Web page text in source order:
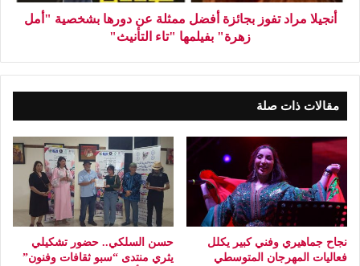
أنجيلا مراد تفوز بجائزة أفضل ممثلة عن دورها بشخصية "أمل
زهرة" بفيلمها "تاء التأنيث"
مقالات ذات صلة
نجاح جماهيري وفني كبير يكلل
فعاليات المهرجان المتوسطي
حسن السلكي.. حضور تشكيلي
يثري منتدى “سبو ثقافات وفنون”